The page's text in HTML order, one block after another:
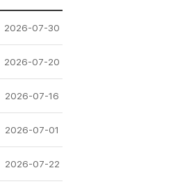
2026-07-30
2026-07-20
2026-07-16
2026-07-01
2026-07-22